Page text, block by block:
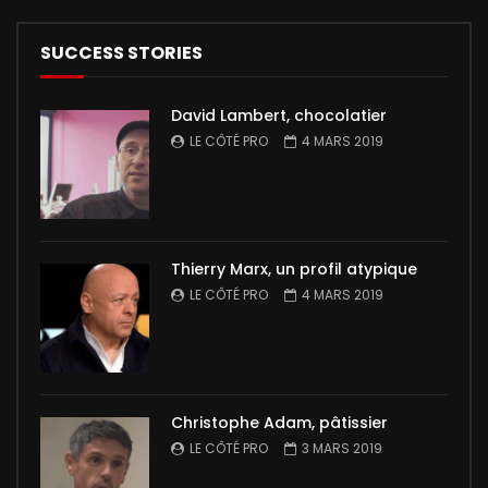
SUCCESS STORIES
David Lambert, chocolatier
LE CÔTÉ PRO 4 MARS 2019
Thierry Marx, un profil atypique
LE CÔTÉ PRO 4 MARS 2019
Christophe Adam, pâtissier
LE CÔTÉ PRO 3 MARS 2019